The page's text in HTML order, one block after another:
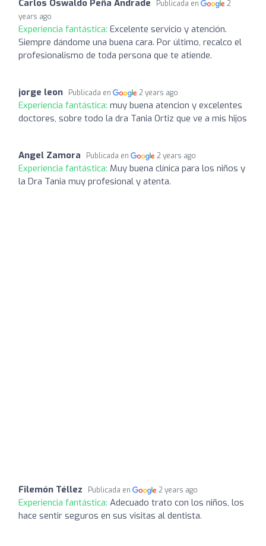
Carlos Oswaldo Peña Andrade Publicada en
2
years ago
Experiencia fantástica: Excelente servicio y atención.
Siempre dándome una buena cara. Por último, recalco el
profesionalismo de toda persona que te atiende.
jorge leon Publicada en 2 years ago
Experiencia fantástica: muy buena atencion y excelentes
doctores, sobre todo la dra Tania Ortiz que ve a mis hijos
Angel Zamora Publicada en 2 years ago
Experiencia fantástica: Muy buena clínica para los niños y
la Dra Tania muy profesional y atenta.
Filemón Téllez Publicada en 2 years ago
Experiencia fantástica: Adecuado trato con los niños, los
hace sentir seguros en sus visitas al dentista.